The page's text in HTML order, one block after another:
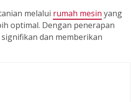
melalui rumah mesin yang
optimal. Dengan penerapan
dan memberikan